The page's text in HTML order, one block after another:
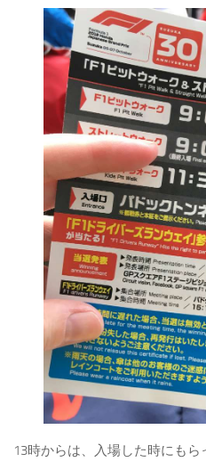
13時からは、入場した時にも